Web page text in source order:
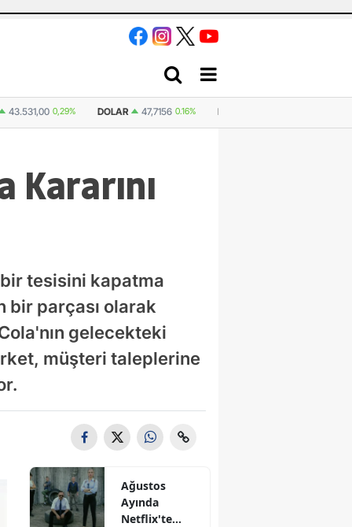
0.16% EURO 55,0198 -0.02% STERLIN
tesisini kapatma
bir parçası olarak
gelecekteki
müşteri taleplerine
Ağustos
Ayında
Netflix'te